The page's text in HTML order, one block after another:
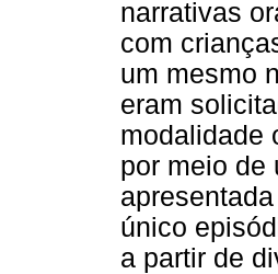
narrativas
com
um mesmo
eram
modalidade
por meio de
único
a partir de